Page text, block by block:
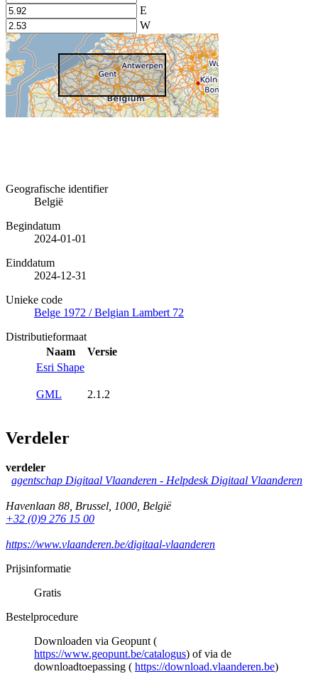
E
W
Geografische identifier
België
Begindatum
2024-01-01
Einddatum
2024-12-31
Unieke code
Belge 1972 / Belgian Lambert 72
Distributieformaat
Naam
Versie
Esri Shape
GML 2.1.2
Verdeler
verdeler
agentschap Digitaal Vlaanderen - Helpdesk Digitaal Vlaanderen
Havenlaan 88, Brussel, 1000, België
+32 (0)9 276 15 00
https://www.vlaanderen.be/digitaal-vlaanderen
Prijsinformatie
Gratis
Bestelprocedure
Downloaden via Geopunt (
https://www.geopunt.be/catalogus) of via de
downloadtoepassing ( https://download.vlaanderen.be)